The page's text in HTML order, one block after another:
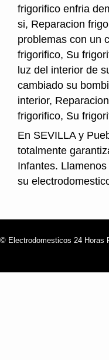
frigorifico enfria
si, Reparacion
problemas con un
frigorifico, Su
luz del interior de
cambiado su
interior,
frigorifico, Su
En SEVILLA y
totalmente
Infantes.
su
© Electrodomesticos 24 Horas